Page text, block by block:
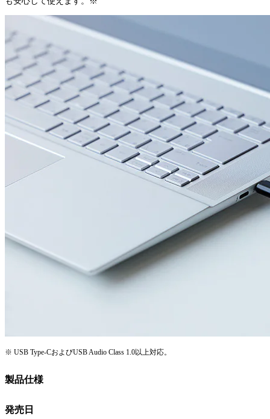
※ USB Type-CおよびUSB Audio Class 1.0以上対応。
製品仕様
発売日